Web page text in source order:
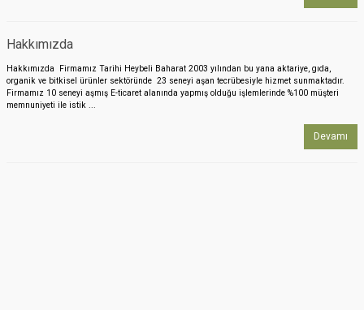
Hakkımızda
Hakkımızda Firmamız Tarihi Heybeli Baharat 2003 yılından bu yana aktariye, gıda,
organik ve bitkisel ürünler sektöründe 23 seneyi aşan tecrübesiyle hizmet sunmaktadır.
Firmamız 10 seneyi aşmış E-ticaret alanında yapmış olduğu işlemlerinde %100 müşteri
memnuniyeti ile istik ...
Devamı